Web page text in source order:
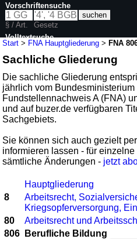
Start > FNA Hauptgliederung >FNA
Sachliche Gliederung
Die sachliche Gliederung
jährlich vom
Fundstellennachweis A (FNA)
und auf buzer.de verfügbaren
Sachgebiets.
Sie können sich auch gezielt
informieren lassen - für
sämtliche Änderungen - jetzt
Hauptgliederung
8
Arbeitsrecht,
Kriegsopferversorgung,
80
Arbeitsrecht und
806
Berufliche Bildung
Vorschriftensuche
§ / Art.
Gesetz
Volltextsuche